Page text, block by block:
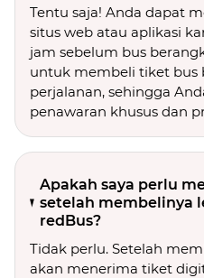
Tentu saja! Anda dapat
situs web atau aplikasi
jam sebelum bus
untuk membeli tiket bus
perjalanan, sehingga
penawaran khusus dan
Apakah saya perlu
setelah membelinya
redBus?
Tidak perlu. Setelah
akan menerima tiket